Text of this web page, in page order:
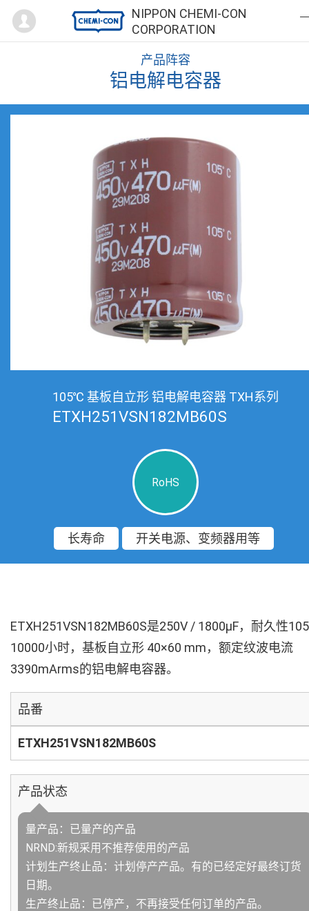
NIPPON CHEMI-CON
CORPORATION
Mypage
产品阵容
铝电解电容器
105℃ 基板自立形 铝电解电容器 TXH系列
ETXH251VSN182MB60S
RoHS
长寿命 开关电源、变频器用等
ETXH251VSN182MB60S是250V / 1800µF，耐久性
10000小时，基板自立形 40×60 mm，额定纹波电流
3390mArms的铝电解电容器。
品番
ETXH251VSN182MB60S
产品状态
量产品：已量产的产品
NRND:新规采用不推荐使用的产品
计划生产终止品：计划停产产品。有的已经定好最终订货
日期。
生产终止品：已停产，不再接受任何订单的产品。